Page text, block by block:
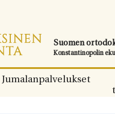
Suomen
Konstantinopolin
Jumalanpalvelukset